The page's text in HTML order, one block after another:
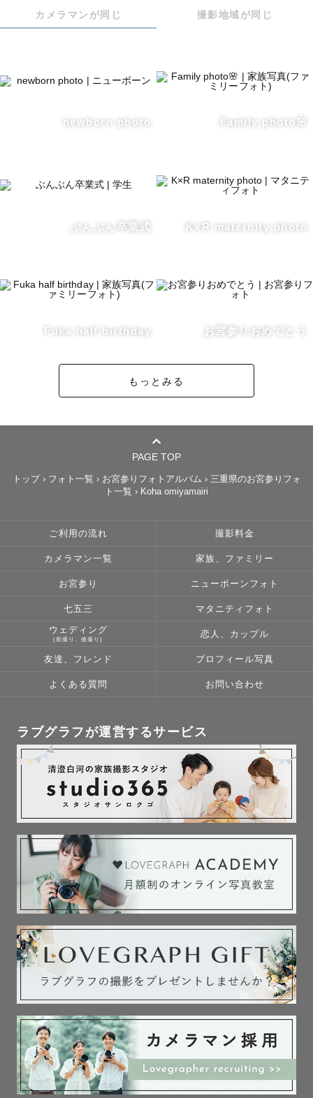
させていただいております。
こちらからも色々とヒアリングをさせていただき、素敵な
お写真になるようなポージングなどを提案させていただき
なんでもお気軽にご相談ください😊
切り取ったような自然な表情のお写真まで、幅広く対応し
で、思いっきり楽しんでいただけたらと思います🌼
ゲスト様と楽しくお話しながら撮影できることを心より楽
撮影エリアについては、三重県を中心に奈良、滋賀、愛
知、和歌山で対応しております。
※撮影場所につきましては、撮影許可が必要になる場合も
スケジュールについては、×になっている箇所でも場所や内
容次第では対応できる日もございますので、お気軽にご相
カメラマンが同じ 撮影地域が同じ
newborn photo Family photo🌸
ぶんぶん卒業式 K×R maternity photo
Fuka half birthday お宮参りおめでとう
もっとみる
PAGE TOP
トップ› フォト一覧 › お宮参りフォトアルバム › 三重県のお宮参りフォ
ト一覧 › Koha omiyamairi
ご利用の流れ 撮影料金
カメラマン一覧 家族、ファミリー
お宮参り ニューボーンフォト
七五三 マタニティフォト
ウェディング
(前撮り、後撮り)
恋人、カップル
友達、フレンド プロフィール写真
よくある質問 お問い合わせ
ラブグラフが運営するサービス